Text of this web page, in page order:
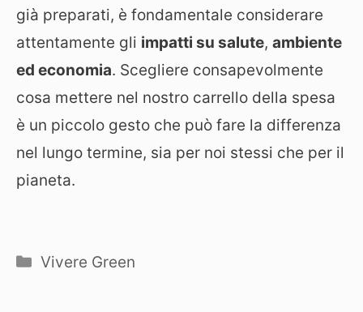
già preparati, è fondamentale considerare
attentamente gli impatti su salute, ambiente
ed economia. Scegliere consapevolmente
cosa mettere nel nostro carrello della spesa
è un piccolo gesto che può fare la differenza
nel lungo termine, sia per noi stessi che per il
pianeta.
Categorie
Vivere Green